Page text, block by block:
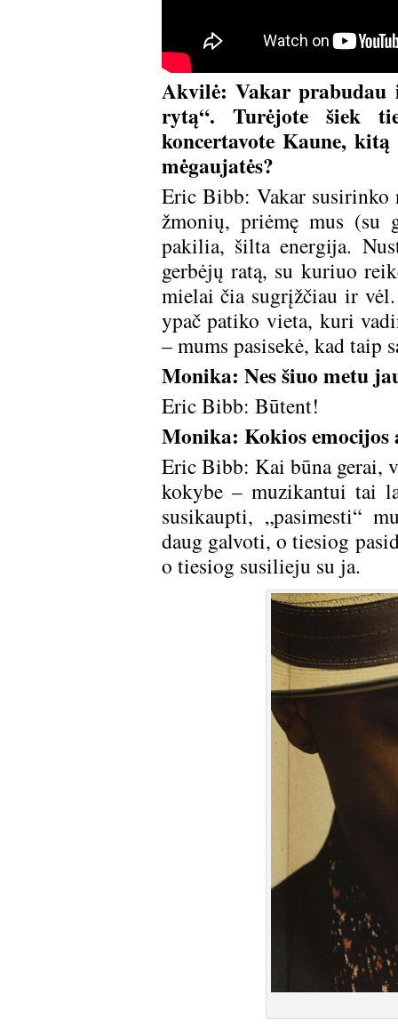
Akvilė: Vakar prabudau
rytą“. Turėjote šiek
koncertavote Kaune,
mėgaujatės?
Eric Bibb: Vakar susirinko
žmonių, priėmę mus (su
pakilia, šilta energija.
gerbėjų ratą, su kuriuo
mielai čia sugrįžčiau ir vėl.
ypač patiko vieta, kuri
– mums pasisekė, kad taip
Monika: Nes šiuo metu
Eric Bibb: Būtent!
Monika: Kokios emocijos
Eric Bibb: Kai būna gerai,
kokybe – muzikantui tai
susikaupti, „pasimesti“
daug galvoti, o tiesiog
o tiesiog susilieju su ja.